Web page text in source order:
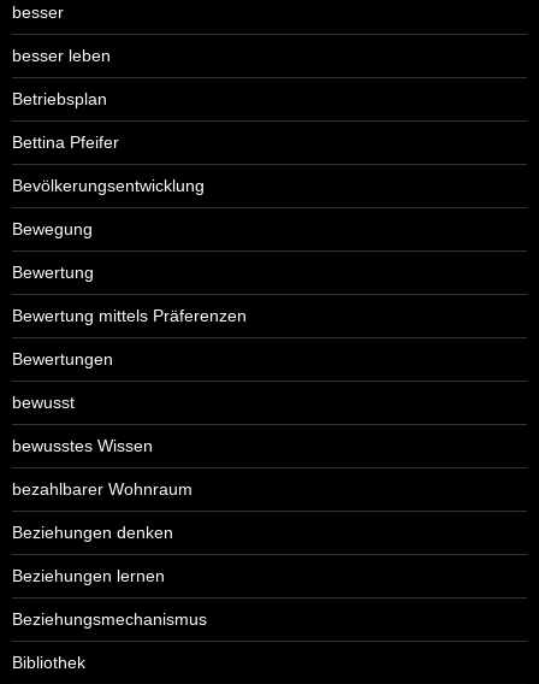
besser
besser leben
Betriebsplan
Bettina Pfeifer
Bevölkerungsentwicklung
Bewegung
Bewertung
Bewertung mittels Präferenzen
Bewertungen
bewusst
bewusstes Wissen
bezahlbarer Wohnraum
Beziehungen denken
Beziehungen lernen
Beziehungsmechanismus
Bibliothek